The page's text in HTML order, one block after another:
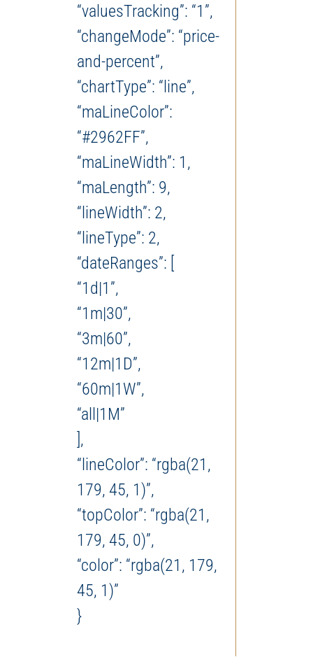
“valuesTracking”: “1”,
“changeMode”: “price-
and-percent”,
“chartType”: “line”,
“maLineColor”:
“#2962FF”,
“maLineWidth”: 1,
“maLength”: 9,
“lineWidth”: 2,
“lineType”: 2,
“dateRanges”: [
“1d|1”,
“1m|30”,
“3m|60”,
“12m|1D”,
“60m|1W”,
“all|1M”
],
“lineColor”: “rgba(21,
179, 45, 1)”,
“topColor”: “rgba(21,
179, 45, 0)”,
“color”: “rgba(21, 179,
45, 1)”
}